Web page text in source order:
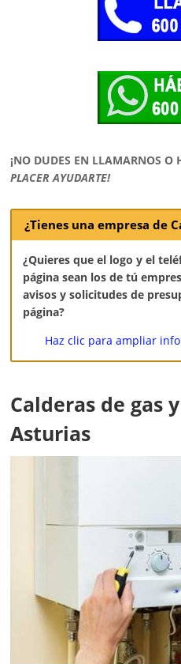
¡NO DUDES EN LLAMARNOS O
PLACER AYUDARTE!
¿Tienes una empresa de
¿Quieres que el logo y el
página sean los de tú
avisos y solicitudes de
página?
Haz clic para ampliar
Calderas de gas
Asturias